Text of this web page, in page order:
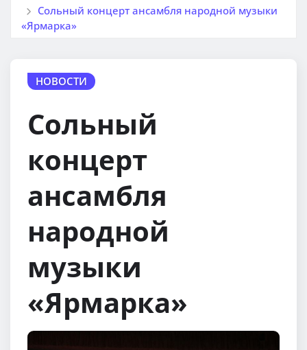
Сольный концерт ансамбля народной музыки
«Ярмарка»
НОВОСТИ
Сольный
концерт
ансамбля
народной
музыки
«Ярмарка»